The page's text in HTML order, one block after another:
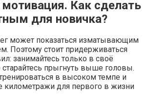
Как сделать
для новичка?
может показаться изматывающим
Поэтому стоит придерживаться
занимайтесь только в своё
прыгнуть выше головы.
в высоком темпе и
километражи для первого в жизни